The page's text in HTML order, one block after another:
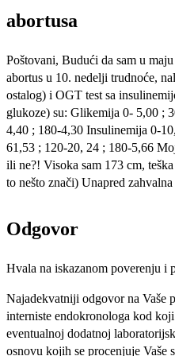
abortusa
Poštovani, Budući da sam u
abortus u 10. nedelji trudnoće,
ostalog) i OGT test sa
glukoze) su: Glikemija 0- 5,00 ;
4,40 ; 180-4,30 Insulinemija 0-
61,53 ; 120-20, 24 ; 180-5,66
ili ne?! Visoka sam 173 cm,
to nešto znači) Unapred
Odgovor
Hvala na iskazanom poverenju i
Najadekvatniji odgovor na Vaše
interniste endokronologa kod
eventualnoj dodatnoj
osnovu kojih se procenjuje Vaše